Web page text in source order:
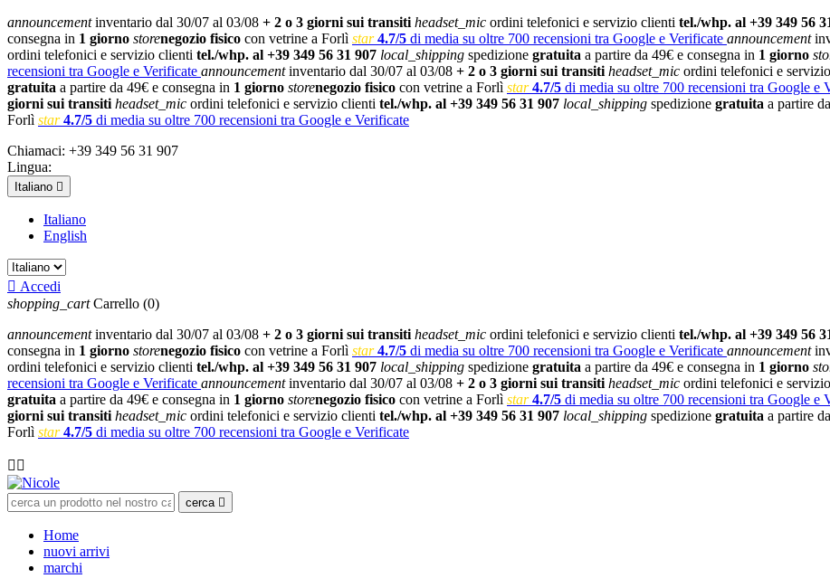
announcementinventario dal 30/07 al 03/08 + 2 o 3 giorni sui transiti headset_mic ordini telefonici e servizio clienti tel./whp. al +39 349 56
consegna in 1 giorno storenegozio fisico con vetrine a Forlì star 4.7/5 di media su oltre 700 recensioni tra Google e Verificate announcement
ordini telefonici e servizio clienti tel./whp. al +39 349 56 31 907 local_shipping spedizione gratuita a partire da 49€ e consegna in 1 giorno
recensioni tra Google e Verificate announcementinventario dal 30/07 al 03/08 + 2 o 3 giorni sui transiti headset_mic ordini telefonici e
gratuita a partire da 49€ e consegna in 1 giorno storenegozio fisico con vetrine a Forlì star 4.7/5 di media su oltre 700 recensioni tra Google e
giorni sui transiti headset_mic ordini telefonici e servizio clienti tel./whp. al +39 349 56 31 907 local_shipping spedizione gratuita a partire
Forlì star 4.7/5 di media su oltre 700 recensioni tra Google e Verificate
Chiamaci: +39 349 56 31 907
Lingua:
Italiano 
Italiano
English
 Accedi
shopping_cart Carrello (0)
announcementinventario dal 30/07 al 03/08 + 2 o 3 giorni sui transiti headset_mic ordini telefonici e servizio clienti tel./whp. al +39 349 56
consegna in 1 giorno storenegozio fisico con vetrine a Forlì star 4.7/5 di media su oltre 700 recensioni tra Google e Verificate announcement
ordini telefonici e servizio clienti tel./whp. al +39 349 56 31 907 local_shipping spedizione gratuita a partire da 49€ e consegna in 1 giorno
recensioni tra Google e Verificate announcementinventario dal 30/07 al 03/08 + 2 o 3 giorni sui transiti headset_mic ordini telefonici e
gratuita a partire da 49€ e consegna in 1 giorno storenegozio fisico con vetrine a Forlì star 4.7/5 di media su oltre 700 recensioni tra Google e
giorni sui transiti headset_mic ordini telefonici e servizio clienti tel./whp. al +39 349 56 31 907 local_shipping spedizione gratuita a partire
Forlì star 4.7/5 di media su oltre 700 recensioni tra Google e Verificate

cerca 
Home
nuovi arrivi
marchi